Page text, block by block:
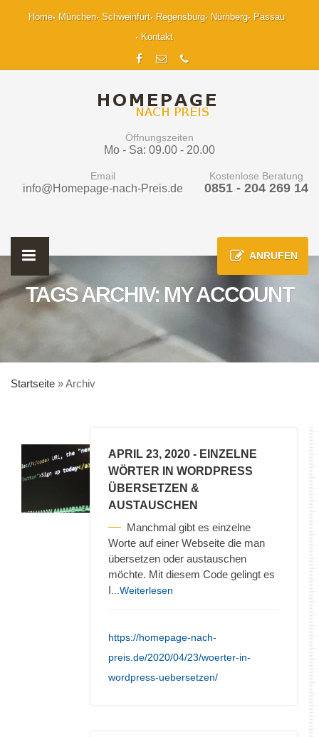
Home München Schweinfurt Regensburg Nürnberg
Passau
Kontakt
Öffnungszeiten
Mo - Sa: 09.00 - 20.00
Email
info@Homepage-nach-Preis.de
Kostenlose Beratung
0851 - 204 269 14
ANRUFEN
TAGS ARCHIV: MY ACCOUNT
Startseite »Archiv
APRIL 23, 2020 - EINZELNE
WÖRTER IN WORDPRESS
ÜBERSETZEN &
AUSTAUSCHEN
Manchmal gibt es einzelne
Worte auf einer Webseite die man
übersetzen oder austauschen
möchte. Mit diesem Code gelingt es
I ...Weiterlesen
https://homepage-nach-
preis.de/2020/04/23/woerter-in-
wordpress-uebersetzen/